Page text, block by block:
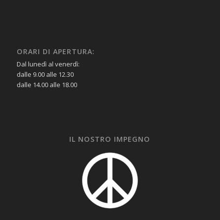
ORARI DI APERTURA:
Dal lunedì al venerdì:
dalle 9.00 alle 12.30
dalle 14.00 alle 18.00
IL NOSTRO IMPEGNO